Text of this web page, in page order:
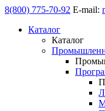
8(800) 775-70-92 E-mail:
Каталог
Каталог